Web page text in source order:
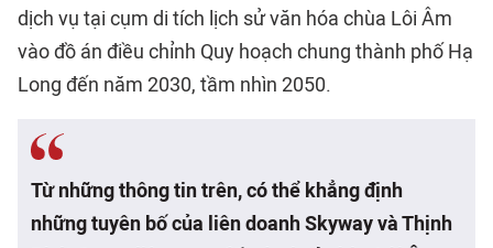
dịch vụ tại cụm di tích lịch sử văn hóa chùa Lôi Âm
vào đồ án điều chỉnh Quy hoạch chung thành phố Hạ
Long đến năm 2030, tầm nhìn 2050.
Từ những thông tin trên, có thể khẳng định
những tuyên bố của liên doanh Skyway và Thịnh